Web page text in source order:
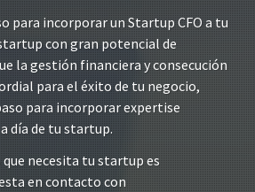
para incorporar un Startup CFO a tu
con gran potencial de
la gestión financiera y consecución
para el éxito de tu negocio,
para incorporar expertise
día de tu startup.
que necesita tu startup es
en contacto con